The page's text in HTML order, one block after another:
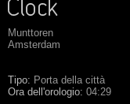
Munttoren
Amsterdam
Tipo: Porta della città
Ora dell'orologio: 04:29